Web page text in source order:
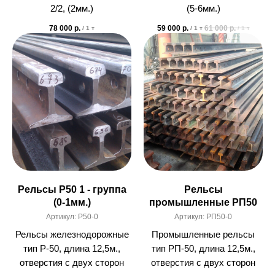
2/2, (2мм.)
78 000 р. / 1 т
(5-6мм.)
59 000 р. / 1 т 61 000 р. / 1 т
Рельсы Р50 1 - группа
(0-1мм.)
Артикул: Р50-0
Рельсы железнодорожные
тип Р-50, длина 12,5м.,
отверстия с двух сторон
Рельсы
промышленные РП50
Артикул: РП50-0
Промышленные рельсы
тип РП-50, длина 12,5м.,
отверстия с двух сторон